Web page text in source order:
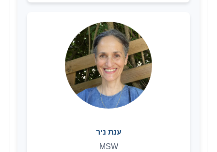
ענת ניר
MSW